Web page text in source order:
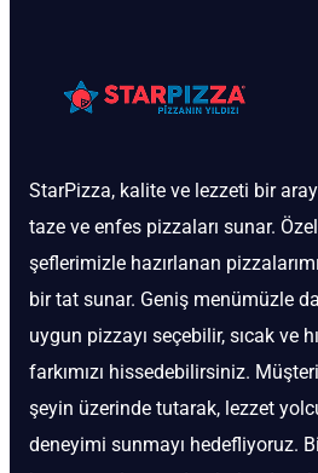
StarPizza, kalite ve lezzeti bir
taze ve enfes pizzaları sunar.
şeflerimizle hazırlanan
bir tat sunar. Geniş menümüzle
uygun pizzayı seçebilir, sıcak ve
farkımızı hissedebilirsiniz.
şeyin üzerinde tutarak, lezzet
deneyimi sunmayı hedefliyoruz.